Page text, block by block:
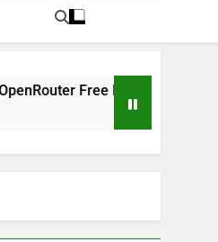
& Telegram Integration